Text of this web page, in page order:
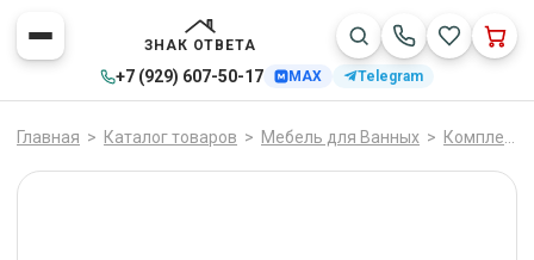
ЗНАК ОТВЕТА
+7 (929) 607-50-17 MAX Telegram
Главная > Каталог товаров > Мебель для Ванных > Комплекты мебели для ванной